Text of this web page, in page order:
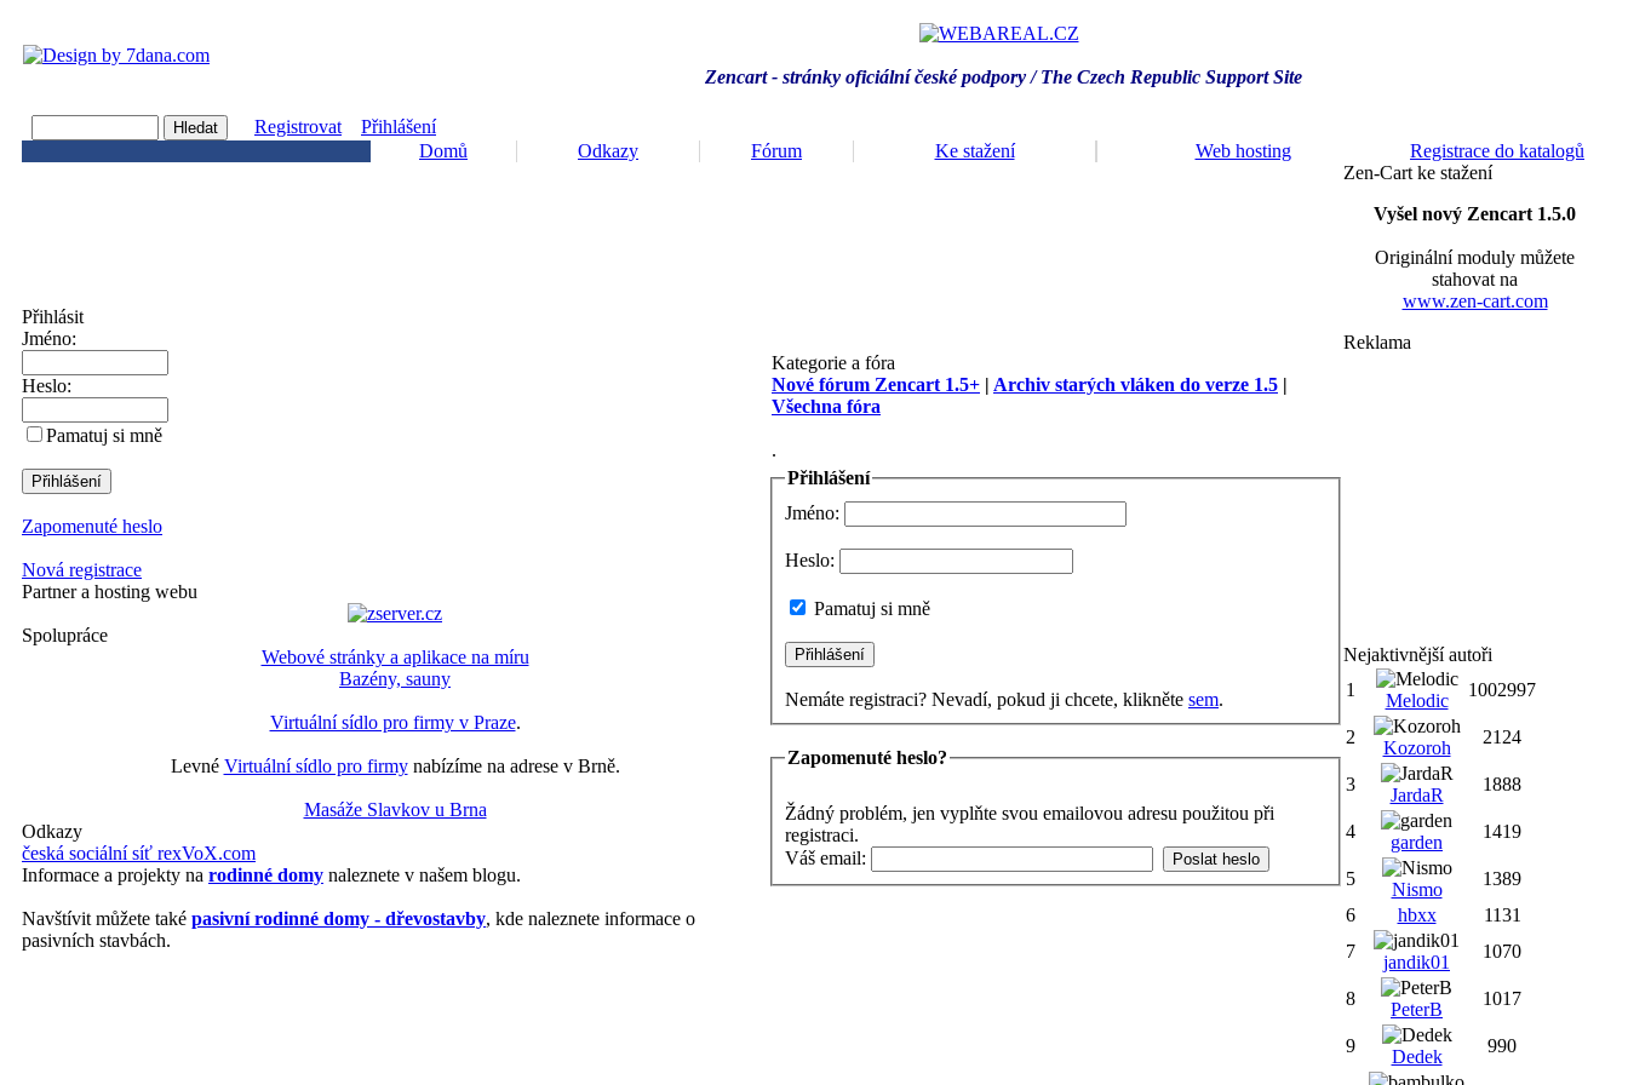
Zencart - stránky oficiální české podpory / The Czech Republic Support Site
Registrovat
Přihlášení
Domů
Odkazy Fórum Ke stažení Web hosting Registrace do katalogů
Přihlásit
Jméno:
Heslo:
Pamatuj si mně
Zapomenuté heslo
Nová registrace
Partner a hosting webu
Spolupráce
Webové stránky a aplikace na míru
Bazény, sauny
Virtuální sídlo pro firmy v Praze.
Levné Virtuální sídlo pro firmynabízíme na adrese v Brně.
Masáže Slavkov u Brna
Odkazy
česká sociální síť rexVoX.com
Informace a projekty na rodinné domy naleznete v našem blogu.
Navštívit můžete také pasivní rodinné domy - dřevostavby, kde naleznete informace o
pasivních stavbách.
Kategorie a fóra
Nové fórum Zencart 1.5+ | Archiv starých vláken do verze 1.5 |
Všechna fóra
.
Přihlášení
Jméno:
Heslo:
Pamatuj si mně
Nemáte registraci? Nevadí, pokud ji chcete, klikněte sem.
Zapomenuté heslo?
Žádný problém, jen vyplňte svou emailovou adresu použitou při
registraci.
Váš email:
Zen-Cart ke stažení
Vyšel nový Zencart 1.5.0
Originální moduly můžete
stahovat na
www.zen-cart.com
Reklama
Nejaktivnější autoři
1
Melodic
1002997
2
Kozoroh
2124
3
JardaR
1888
4
garden
1419
5
Nismo
1389
6
hbxx
1131
7
jandik01
1070
8
PeterB
1017
9
Dedek
990